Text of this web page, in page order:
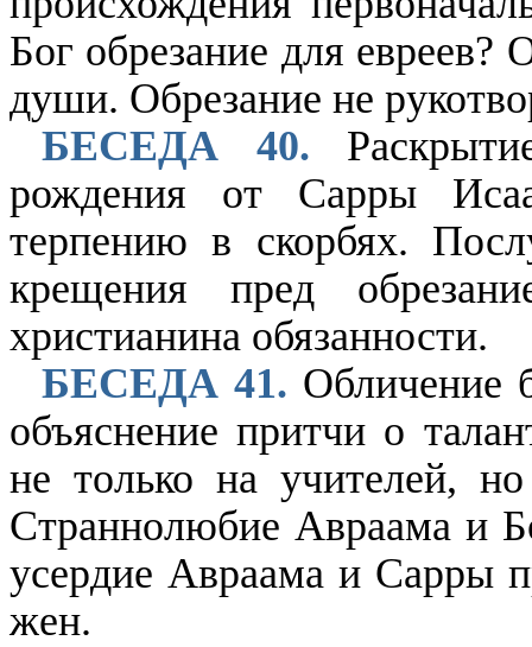
Бог обрезание для евреев?
души. Обрезание не
БЕСЕДА 40.
рождения от Сарры
терпению в скорбях.
крещения пред
христианина обязанности.
БЕСЕДА 41. Обличение
объяснение притчи о
не только на учителей,
Страннолюбие Авраама и
усердие Авраама и Сарры
жен.